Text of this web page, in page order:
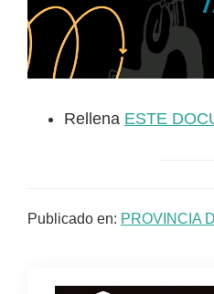
Rellena ESTE
Publicado en: PROVINCIA